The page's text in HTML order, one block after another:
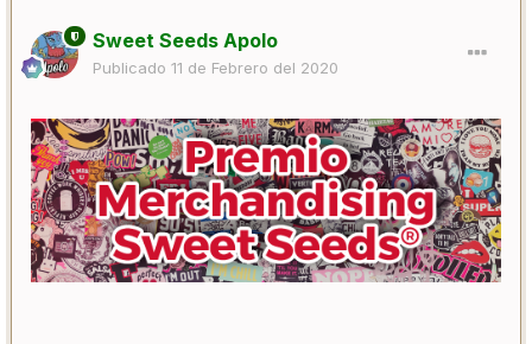
Sweet Seeds Apolo
Publicado 11 de Febrero del 2020